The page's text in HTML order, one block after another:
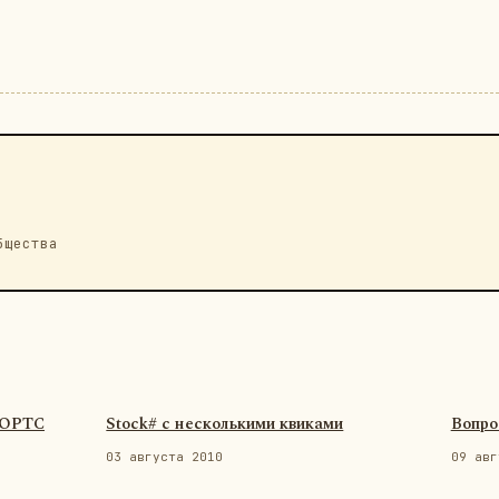
Stock# с несколькими квиками
03 августа 2010 09